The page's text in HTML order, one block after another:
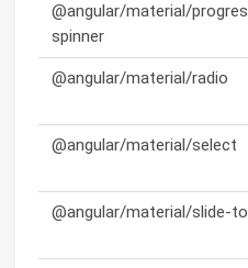
@angular/material/
spinner
@angular/material/radio
@angular/material/select
@angular/material/slide-